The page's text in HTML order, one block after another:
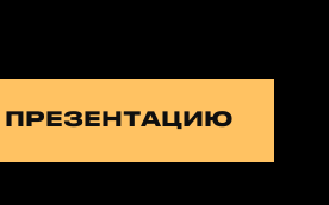
ПРЕЗЕНТАЦИЮ